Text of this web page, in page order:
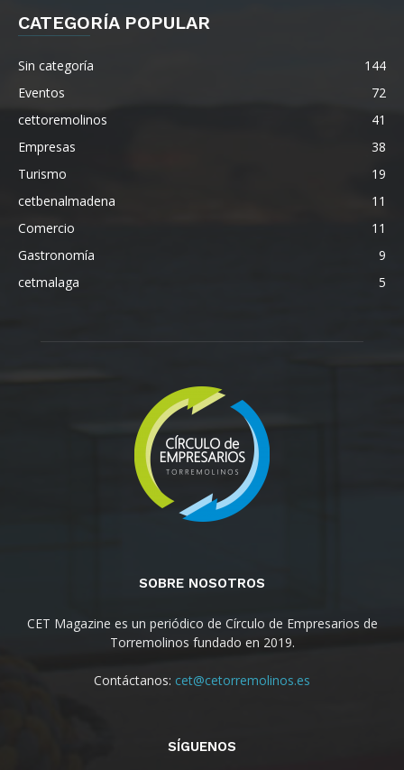
CATEGORÍA POPULAR
Sin categoría
144
Eventos
72
cettoremolinos
41
Empresas
38
Turismo
19
cetbenalmadena
11
Comercio
11
Gastronomía
9
cetmalaga
5
SOBRE NOSOTROS
CET Magazine es un periódico de Círculo de Empresarios de
Torremolinos fundado en 2019.
Contáctanos: cet@cetorremolinos.es
SÍGUENOS